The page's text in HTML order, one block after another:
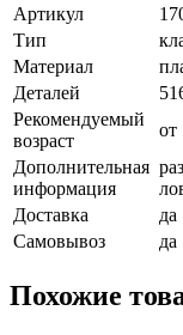
Артикул
Тип
Материал
Деталей
Рекомендуемый
возраст
от
Дополнительная
информация
Доставка
да
Самовывоз
да
Похожие